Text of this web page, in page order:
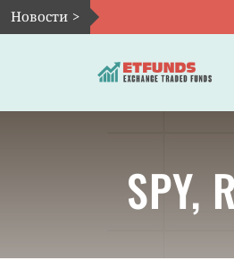
Skip
to
Новости >
SPY,